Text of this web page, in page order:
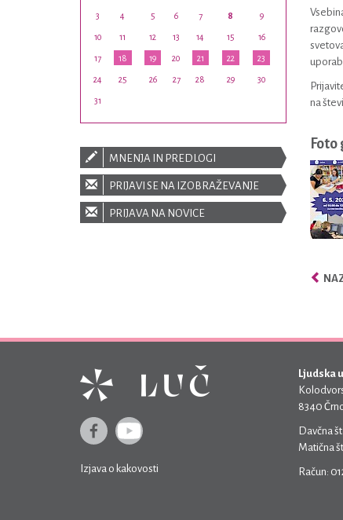
na
3 4 5 6 7 8 9
10 11 12 13 14 15 16
17 18 19 20 21 22 23
24 25 26 27 28 29 30
31
MNENJA IN PREDLOGI
PRIJAVI SE NA IZOBRAŽEVANJE
PRIJAVA NA NOVICE
Izjava o kakovosti
Ljudska
8340
Davčna
Matična
Račun: